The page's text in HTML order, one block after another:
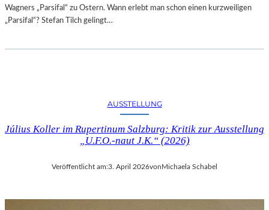
Wagners „Parsifal“ zu Ostern. Wann erlebt man schon einen kurzweiligen
„Parsifal“? Stefan Tilch gelingt…
AUSSTELLUNG
Július Koller im Rupertinum Salzburg: Kritik zur Ausstellung
„U.F.O.-naut J.K.“ (2026)
Veröffentlicht am:3. April 2026von Michaela Schabel